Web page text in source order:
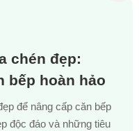
chén đẹp:
bếp hoàn hảo
để nâng cấp căn bếp
độc đáo và những tiêu